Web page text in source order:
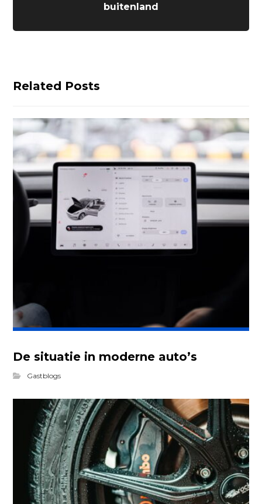
buitenland
Related Posts
De situatie in moderne auto’s
Gastblogs